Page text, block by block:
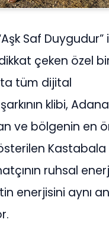
Saf Duygudur”
çeken özel
tüm dijital
klibi,
ve bölgenin en
Kastabala
ruhsal
enerjisini aynı